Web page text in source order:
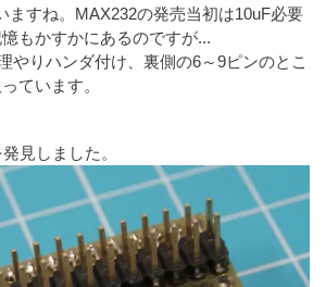
ますね。MAX232の発売当初は10uF必要
もかすかにあるのですが...
やりハンダ付け、裏側の6～9ピンのとこ
ています。
見しました。